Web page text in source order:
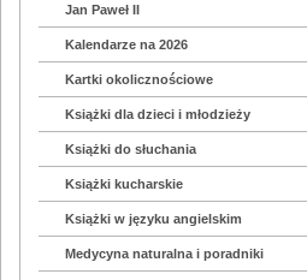
Jan Paweł II
Kalendarze na 2026
Kartki okolicznościowe
Książki dla dzieci i młodzieży
Książki do słuchania
Książki kucharskie
Książki w języku angielskim
Medycyna naturalna i poradniki